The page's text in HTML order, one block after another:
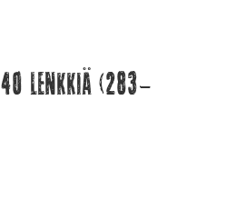
lenkkiä (283-